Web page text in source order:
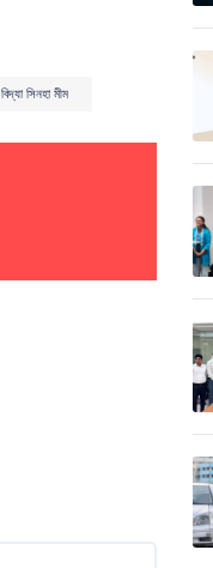
বিদ্যা সিনহা মীম